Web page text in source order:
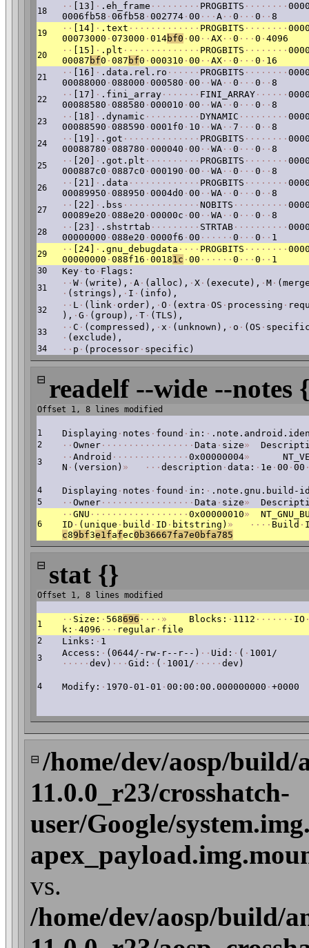
18 · · [13] · .eh_frame · · · · · · · · · PROGBITS · · · · · · · ·
0006fb58 · 06fb58 · 002774 · 00 · · · A · · 0 · · · 0 · · 8
19 · · [14] · .text · · · · · · · · · · · · · PROGBITS · · · · · · · ·
00073000 · 073000 · 014bf0 · 00 · · AX · · 0 · · · 0 · 4096
20 · · [15] · .plt · · · · · · · · · · · · · · PROGBITS · · · · · · · ·
00087 bf0 · 087 bf0 · 000310 · 00 · · AX · · 0 · · · 0 · 16
21 · · [16] · .data.rel.ro · · · · · · PROGBITS · · · · · · · ·
00088000 · 088000 · 000580 · 00 · · WA · · 0 · · · 0 · · 8
22 · · [17] · .fini_array · · · · · · · FINI_ARRAY · · · · · ·
00088580 · 088580 · 000010 · 00 · · WA · · 0 · · · 0 · · 8
23 · · [18] · .dynamic · · · · · · · · · · DYNAMIC · · · · · · · · ·
00088590 · 088590 · 0001f0 · 10 · · WA · · 7 · · · 0 · · 8
24 · · [19] · .got · · · · · · · · · · · · · · PROGBITS · · · · · · · ·
00088780 · 088780 · 000040 · 00 · · WA · · 0 · · · 0 · · 8
25 · · [20] · .got.plt · · · · · · · · · · PROGBITS · · · · · · · ·
000887c0 · 0887c0 · 000190 · 00 · · WA · · 0 · · · 0 · · 8
26 · · [21] · .data · · · · · · · · · · · · · PROGBITS · · · · · · · ·
00089950 · 088950 · 0004d0 · 00 · · WA · · 0 · · · 0 · · 8
27 · · [22] · .bss · · · · · · · · · · · · · · NOBITS · · · · · · · · · ·
00089e20 · 088e20 · 00000c · 00 · · WA · · 0 · · · 0 · · 8
28 · · [23] · .shstrtab · · · · · · · · · STRTAB · · · · · · · · · ·
00000000 · 088e20 · 0000f6 · 00 · · · · · · 0 · · · 0 · · 1
29 · · [24] · .gnu_debugdata · · · · PROGBITS · · · · · · · ·
00000000 · 088f16 · 00181c · 00 · · · · · · 0 · · · 0 · · 1
30 Key · to · Flags:
31 · · W · (write), · A · (alloc), · X · (execute), · M ·
· (strings), · I · (info),
32 · · L · (link · order), · O · (extra · OS · processing ·
), · G · (group), · T · (TLS),
33 · · C · (compressed), · x · (unknown), · o · (OS ·
· (exclude),
34 · · p · (processor · specific)
⊟ readelf --wide --notes
Offset 1, 8 lines modified
1 Displaying · notes · found · in: ·
2 · · Owner · · · · · · · · · · · · · · · · · Data · size»
3 · · Android · · · · · · · · · · · · · · 0x00000004»
N · (version) » · · · description · data: · 1e · 00 · 00
4 Displaying · notes · found · in: · .note.gnu.build-
5 · · Owner · · · · · · · · · · · · · · · · · Data · size»
6
· · GNU · · · · · · · · · · · · · · · · · · 0x00000010»
ID · (unique · build · ID · bitstring) » · · · · Build ·
c89bf3e1fafec0b36667fa7e0bfa785
⊟ stat {}
Offset 1, 8 lines modified
1 · · Size: · 568696 · · · · » Blocks: · 1112 · · · · · · · IO
k: · 4096 · · · regular · file
2 Links: · 1
3 Access: · (0644/-rw-r--r--) · · Uid: · ( · 1001/
· · · · · dev) · · · Gid: · ( · 1001/ · · · · · dev)
4 Modify: · 1970-01-01 · 00:00:00.000000000 · +0000
⊟ /home/dev/aosp/
11.0.0_r23/crosshatch-
user/Google/
vs.
/home/dev/aosp/build/